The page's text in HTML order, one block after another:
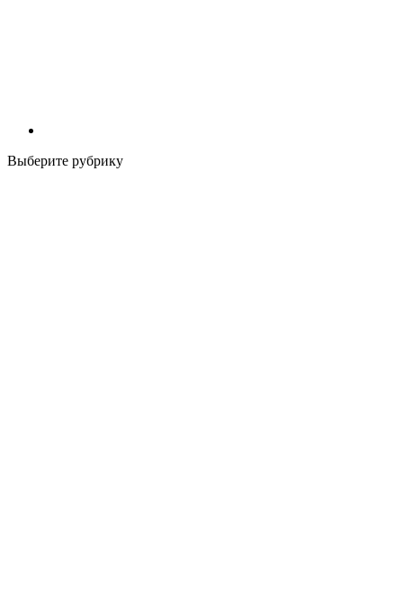
Выберите рубрику